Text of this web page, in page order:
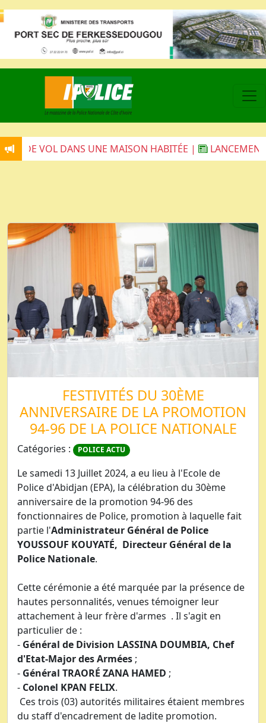
HABITÉE | LANCEMENT DE L'OPÉRATION
FESTIVITÉS DU 30ÈME
ANNIVERSAIRE DE LA PROMOTION
94-96 DE LA POLICE NATIONALE
Catégories : POLICE ACTU
Le samedi 13 Juillet 2024, a eu lieu à l'Ecole de
Police d'Abidjan (EPA), la célébration du 30ème
anniversaire de la promotion 94-96 des
fonctionnaires de Police, promotion à laquelle fait
partie l'Administrateur Général de Police
YOUSSOUF KOUYATÉ, Directeur Général de la
Police Nationale.
Cette cérémonie a été marquée par la présence de
hautes personnalités, venues témoigner leur
attachement à leur frère d'armes . Il s'agit en
particulier de :
- Général de Division LASSINA DOUMBIA, Chef
d'Etat-Major des Armées ;
- Général TRAORÉ ZANA HAMED ;
- Colonel KPAN FELIX.
Ces trois (03) autorités militaires étaient membres
du staff d'encadrement de ladite promotion.